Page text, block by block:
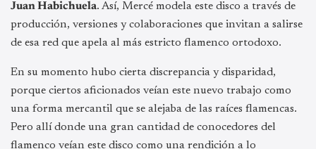
Juan Habichuela. Así, Mercé modela este disco a través de
producción, versiones y colaboraciones que invitan a salirse
de esa red que apela al más estricto flamenco ortodoxo.
En su momento hubo cierta discrepancia y disparidad,
porque ciertos aficionados veían este nuevo trabajo como
una forma mercantil que se alejaba de las raíces flamencas.
Pero allí donde una gran cantidad de conocedores del
flamenco veían este disco como una rendición a lo